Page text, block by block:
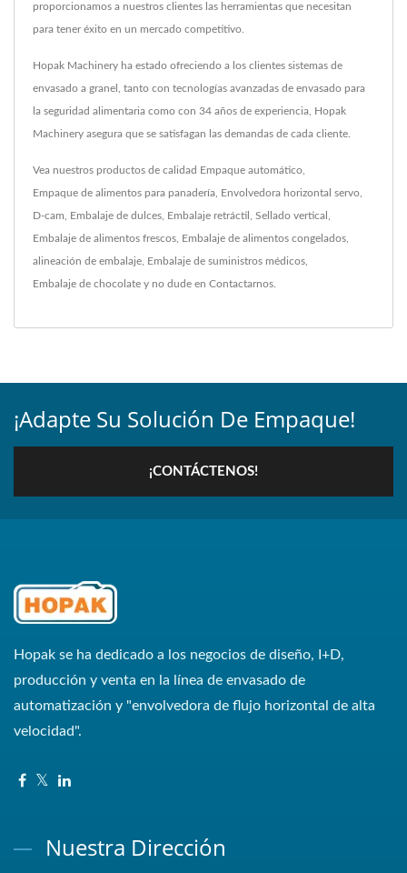
proporcionamos a nuestros clientes las herramientas que necesitan
para tener éxito en un mercado competitivo.
Hopak Machinery ha estado ofreciendo a los clientes sistemas de
envasado a granel, tanto con tecnologías avanzadas de envasado para
la seguridad alimentaria como con 34 años de experiencia, Hopak
Machinery asegura que se satisfagan las demandas de cada cliente.
Vea nuestros productos de calidad Empaque automático
Empaque de alimentos para panadería Envolvedora horizontal servo
D-cam Embalaje de dulces Embalaje retráctil Sellado vertical
Embalaje de alimentos frescos Embalaje de alimentos congelados
alineación de embalaje Embalaje de suministros médicos
Embalaje de chocolate y no dude en Contactarnos
¡Adapte Su Solución De Empaque!
¡CONTÁCTENOS!
Hopak se ha dedicado a los negocios de diseño, I+D,
producción y venta en la línea de envasado de
automatización y "envolvedora de flujo horizontal de alta
velocidad".
Nuestra Dirección